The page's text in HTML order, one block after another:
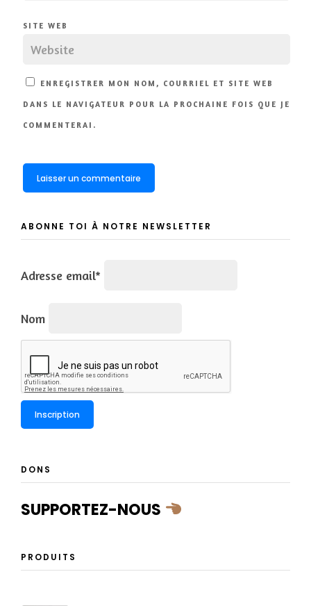
SITE WEB
ENREGISTRER MON NOM, COURRIEL ET SITE WEB
DANS LE NAVIGATEUR POUR LA PROCHAINE FOIS QUE JE
COMMENTERAI.
ABONNE TOI À NOTRE NEWSLETTER
Adresse email*
Nom
DONS
SUPPORTEZ-NOUS
PRODUITS